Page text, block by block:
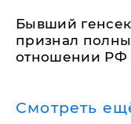
Бывший
признал
отношении РФ
Смотреть